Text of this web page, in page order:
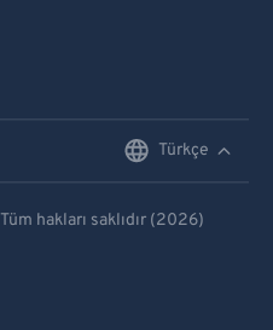
Türkçe
Tüm hakları saklıdır (2026)